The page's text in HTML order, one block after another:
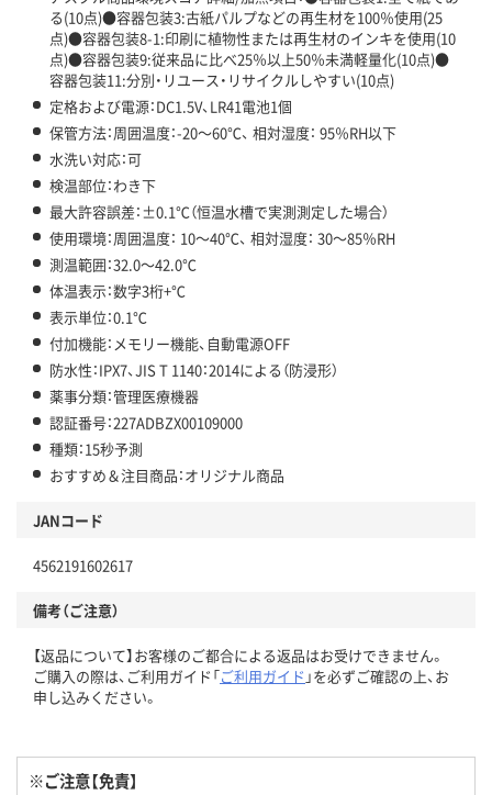
る(10点)●容器包装3:古紙パルプなどの再生材を100％使用(25
点)●容器包装8-1:印刷に植物性または再生材のインキを使用(10
点)●容器包装9:従来品に比べ25％以上50％未満軽量化(10点)●
容器包装11:分別・リユース・リサイクルしやすい(10点)
定格および電源：DC1.5V、LR41電池1個
保管方法：周囲温度：-20～60℃、 相対湿度： 95％RH以下
水洗い対応：可
検温部位：わき下
最大許容誤差：±0.1℃（恒温水槽で実測測定した場合）
使用環境：周囲温度： 10～40℃、 相対湿度： 30～85％RH
測温範囲：32.0～42.0℃
体温表示：数字3桁+℃
表示単位：0.1℃
付加機能：メモリー機能、自動電源OFF
防水性：IPX7、JIS T 1140：2014による（防浸形）
薬事分類：管理医療機器
認証番号：227ADBZX00109000
種類：15秒予測
おすすめ＆注目商品：オリジナル商品
JANコード
4562191602617
備考（ご注意）
【返品について】お客様のご都合による返品はお受けできません。
ご購入の際は、ご利用ガイド「ご利用ガイド 」を必ずご確認の上、お
申し込みください。
※ご注意【免責】